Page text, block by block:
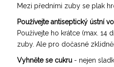
Mezi předními zuby se plak
Používejte antiseptický ústní
Používejte ho krátce (max. 14
zuby. Ale pro dočasné
Vyhněte se cukru - nejen